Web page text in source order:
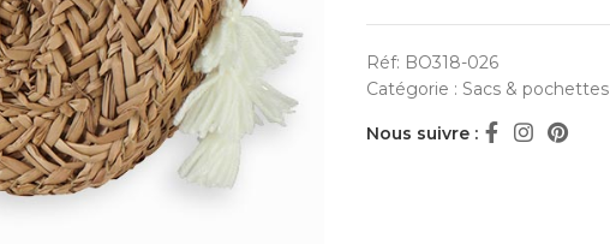
Réf: BO318-026
Catégorie : Sacs & pochettes
Nous suivre :